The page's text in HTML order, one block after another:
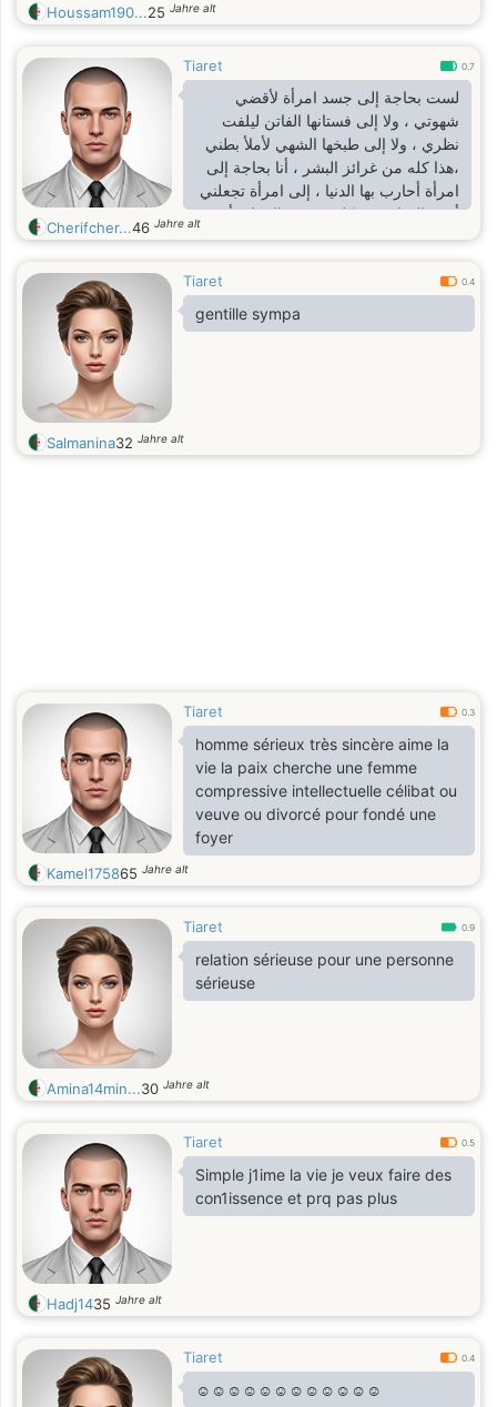
Houssam190...25 Jahre alt
Tiaret 0.7
لست بحاجة إلى جسد امرأة لأقضي
شهوتي ، ولا إلى فستانها الفاتن ليلفت
نظري ، ولا إلى طبخها الشهي لأملأ بطني
،هذا كله من غرائز البشر ، أنا بحاجة إلى
امرأة أحارب بها الدنيا ، إلى امرأة تجعلني
أحب الحياة رغم كل شيء ، إلى امرأة
تعرف أن مهما تغيرت الناس فإن أخلاق
راهوا صعيب بزاف بزاف ربي يجيب الخير
نأكد خصتني وحدة تخاف ربي وتصلي
وتحبني وناوية لحلال نديرها في عينيا????
Cherifcher...46 Jahre alt
Tiaret 0.4
gentille sympa
Salmanina32 Jahre alt
Tiaret 0.3
homme sérieux très sincère aime la
vie la paix cherche une femme
compressive intellectuelle célibat ou
veuve ou divorcé pour fondé une
foyer
Kamel175865 Jahre alt
Tiaret 0.9
relation sérieuse pour une personne
sérieuse
Amina14min...30 Jahre alt
Tiaret 0.5
Simple j1ime la vie je veux faire des
con1issence et prq pas plus
Hadj1435 Jahre alt
Tiaret 0.4
☺️☺️☺️☺️☺️☺️☺️☺️☺️☺️☺️☺️